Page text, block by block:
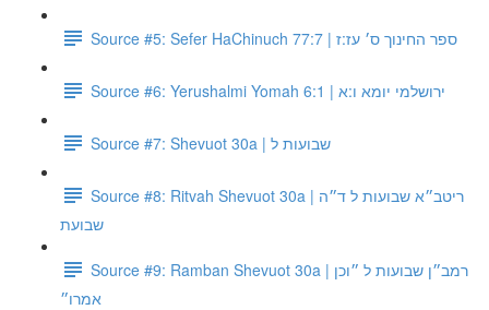
Source #5: Sefer HaChinuch 77:7 | ספר החינוך ס׳ עז:ז
Source #6: Yerushalmi Yomah 6:1 | ירושלמי יומא ו:א
Source #7: Shevuot 30a | שבועות ל
Source #8: Ritvah Shevuot 30a | ריטב״א שבועות ל ד״ה
שבועת
Source #9: Ramban Shevuot 30a | רמב״ן שבועות ל ״וכן
אמרו״